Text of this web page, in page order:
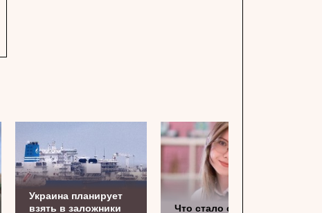
Украина планирует
взять в заложники
Что стало с первой